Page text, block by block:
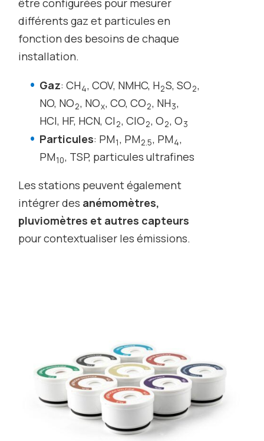
différents gaz et particules en
fonction des besoins de chaque
installation.
Gaz: CH4, COV, NMHC, H2S, SO2,
NO, NO2, NOx, CO, CO2, NH3,
HCl, HF, HCN, Cl 2, ClO2, O2, O3
Particules: PM1, PM2.5, PM4,
PM10, TSP, particules ultrafines
Les stations peuvent également
intégrer des anémomètres,
pluviomètres et autres capteurs
pour contextualiser les émissions.